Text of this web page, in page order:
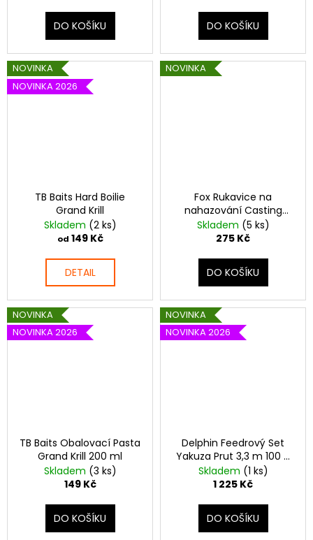
DO KOŠÍKU DO KOŠÍKU
NOVINKA
NOVINKA 2026
TB Baits Hard Boilie
Grand Krill
Skladem (2 ks)
od 149 Kč
DETAIL
NOVINKA
Fox Rukavice na
nahazování Casting
Finger Stall
Skladem (5 ks)
275 Kč
DO KOŠÍKU
NOVINKA
NOVINKA 2026
TB Baits Obalovací Pasta
Grand Krill 200 ml
Skladem (3 ks)
149 Kč
DO KOŠÍKU
NOVINKA
NOVINKA 2026
Delphin Feedrový Set
Yakuza Prut 3,3 m 100 g
3-díl + Naviják 4T +
Příslušenství
Skladem (1 ks)
1 225 Kč
DO KOŠÍKU